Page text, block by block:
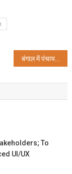
बंगाल में पंचायत चुनाव की तैयारियां पूरी, राज्य और केंद्रीय बलों की निगरानी में होंगे मतदान
To
UI/UX